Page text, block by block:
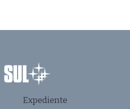
Expediente